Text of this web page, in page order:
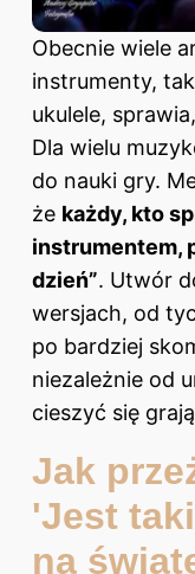
Obecnie wiele
instrumenty,
ukulele,
Dla wielu
do nauki gry.
że każdy, kto
instrumentem,
dzień”. Utwór
wersjach, od
po bardziej
niezależnie od
cieszyć się
Jak
'Jest
na